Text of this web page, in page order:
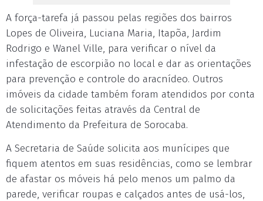
A força-tarefa já passou pelas regiões dos bairros
Lopes de Oliveira, Luciana Maria, Itapõa, Jardim
Rodrigo e Wanel Ville, para verificar o nível da
infestação de escorpião no local e dar as orientações
para prevenção e controle do aracnídeo. Outros
imóveis da cidade também foram atendidos por conta
de solicitações feitas através da Central de
Atendimento da Prefeitura de Sorocaba.
A Secretaria de Saúde solicita aos munícipes que
fiquem atentos em suas residências, como se lembrar
de afastar os móveis há pelo menos um palmo da
parede, verificar roupas e calçados antes de usá-los,